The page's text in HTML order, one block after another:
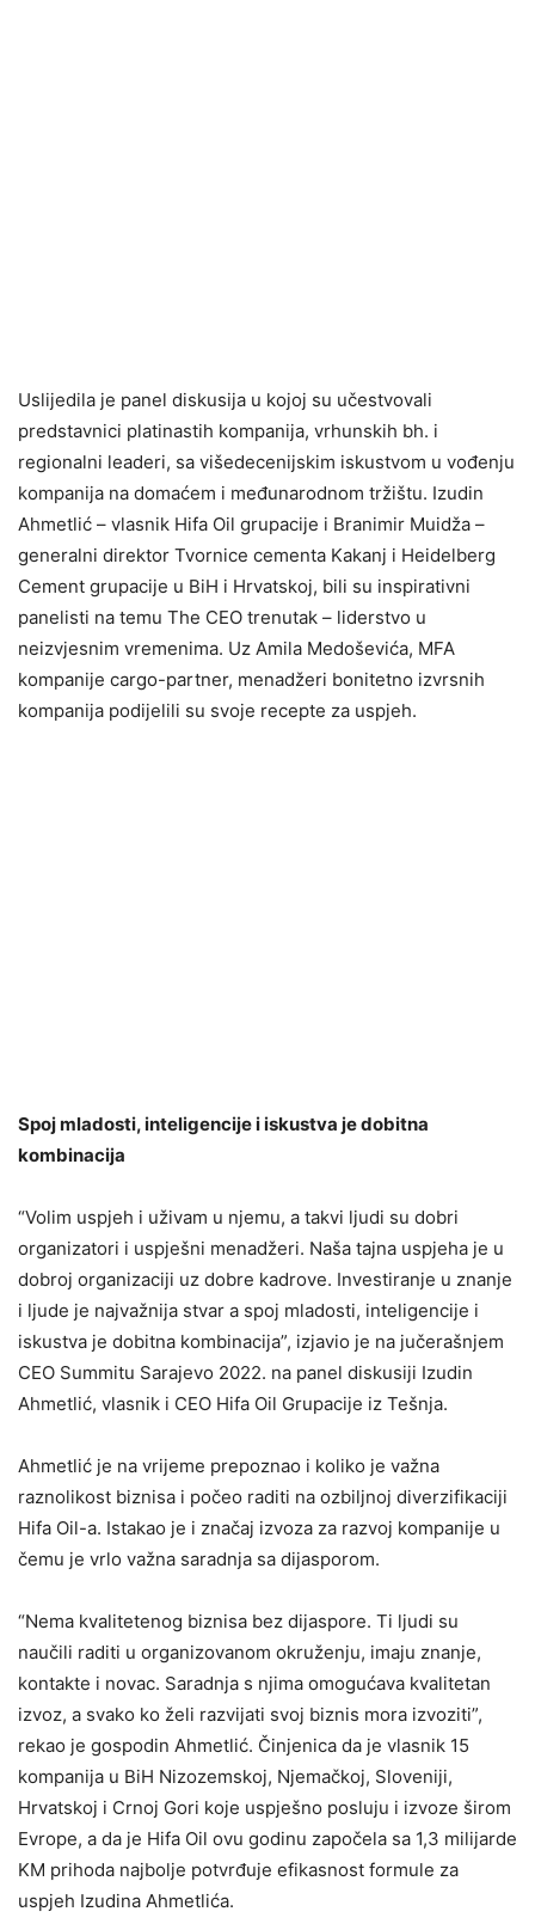
Uslijedila je panel diskusija u kojoj su učestvovali
predstavnici platinastih kompanija, vrhunskih bh. i
regionalni leaderi, sa višedecenijskim iskustvom u vođenju
kompanija na domaćem i međunarodnom tržištu. Izudin
Ahmetlić – vlasnik Hifa Oil grupacije i Branimir Muidža –
generalni direktor Tvornice cementa Kakanj i Heidelberg
Cement grupacije u BiH i Hrvatskoj, bili su inspirativni
panelisti na temu The CEO trenutak – liderstvo u
neizvjesnim vremenima. Uz Amila Medoševića, MFA
kompanije cargo-partner, menadžeri bonitetno izvrsnih
kompanija podijelili su svoje recepte za uspjeh.
Spoj mladosti, inteligencije i iskustva je dobitna
kombinacija
“Volim uspjeh i uživam u njemu, a takvi ljudi su dobri
organizatori i uspješni menadžeri. Naša tajna uspjeha je u
dobroj organizaciji uz dobre kadrove. Investiranje u znanje
i ljude je najvažnija stvar a spoj mladosti, inteligencije i
iskustva je dobitna kombinacija”, izjavio je na jučerašnjem
CEO Summitu Sarajevo 2022. na panel diskusiji Izudin
Ahmetlić, vlasnik i CEO Hifa Oil Grupacije iz Tešnja.
Ahmetlić je na vrijeme prepoznao i koliko je važna
raznolikost biznisa i počeo raditi na ozbiljnoj diverzifikaciji
Hifa Oil-a. Istakao je i značaj izvoza za razvoj kompanije u
čemu je vrlo važna saradnja sa dijasporom.
“Nema kvalitetenog biznisa bez dijaspore. Ti ljudi su
naučili raditi u organizovanom okruženju, imaju znanje,
kontakte i novac. Saradnja s njima omogućava kvalitetan
izvoz, a svako ko želi razvijati svoj biznis mora izvoziti”,
rekao je gospodin Ahmetlić. Činjenica da je vlasnik 15
kompanija u BiH Nizozemskoj, Njemačkoj, Sloveniji,
Hrvatskoj i Crnoj Gori koje uspješno posluju i izvoze širom
Evrope, a da je Hifa Oil ovu godinu započela sa 1,3 milijarde
KM prihoda najbolje potvrđuje efikasnost formule za
uspjeh Izudina Ahmetlića.